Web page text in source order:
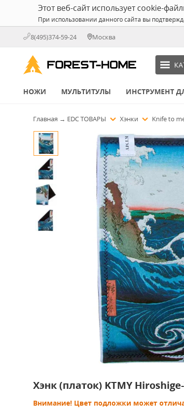
Этот веб-сайт использует cookie-
При использовании данного сайта вы
8(495)374-59-24 Москва
НОЖИ МУЛЬТИТУЛЫ ИНСТРУМЕНТ
Главная → EDC ТОВАРЫ Хэнки Knife to
Хэнк (платок) KTMY
Внимание! Цвет подложки может